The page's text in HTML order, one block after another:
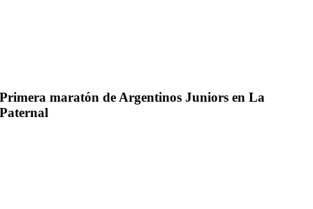
Primera maratón de Argentinos Juniors en La
Paternal